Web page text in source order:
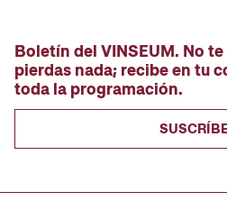
Boletín del VINSEUM. No te
pierdas nada; recibe en tu
toda la programación.